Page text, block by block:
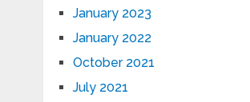
January 2023
January 2022
October 2021
July 2021